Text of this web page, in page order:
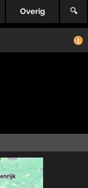
Overig 🔍